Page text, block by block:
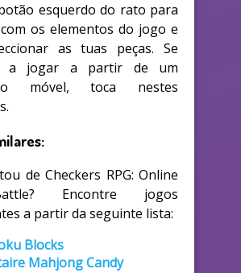
esquerdo do rato para
os elementos do jogo e
as tuas peças. Se
a jogar a partir de um
móvel, toca nestes
de Checkers RPG: Online
Encontre jogos
a partir da seguinte lista:
Blocks
Mahjong Candy